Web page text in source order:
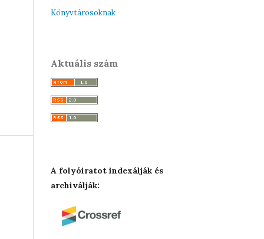
Könyvtárosoknak
Aktuális szám
A folyóiratot indexálják és
archiválják: